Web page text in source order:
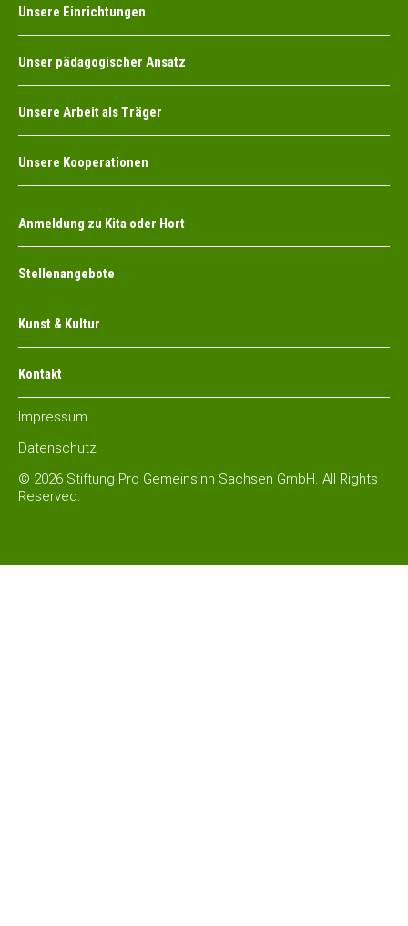
Unsere Einrichtungen
Unser pädagogischer Ansatz
Unsere Arbeit als Träger
Unsere Kooperationen
Anmeldung zu Kita oder Hort
Stellenangebote
Kunst & Kultur
Kontakt
© 2026 Stiftung Pro Gemeinsinn Sachsen GmbH. All Rights
Reserved.
Impressum
Datenschutz